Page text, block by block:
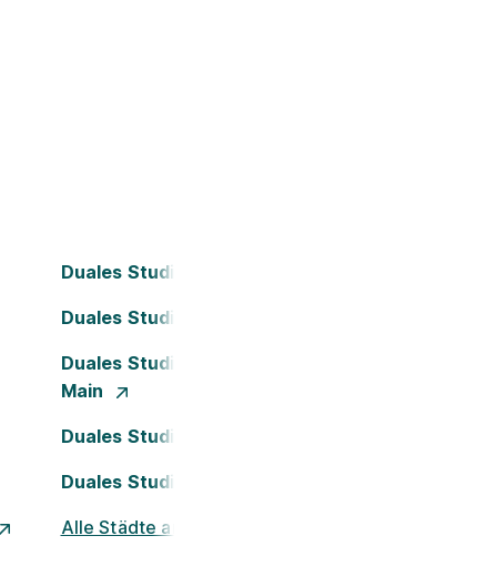
Duales Studium Bielefeld
Duales Studium Dortmund
Duales Studium Frankfurt am
Main
Duales Studium Köln
Duales Studium Nürnberg
Alle Städte ansehen